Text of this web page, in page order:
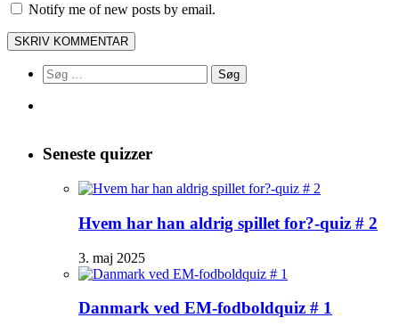
Notify me of new posts by email.
Søg
efter:
Seneste quizzer
Hvem har han aldrig spillet for?-quiz # 2
3. maj 2025
Danmark ved EM-fodboldquiz # 1